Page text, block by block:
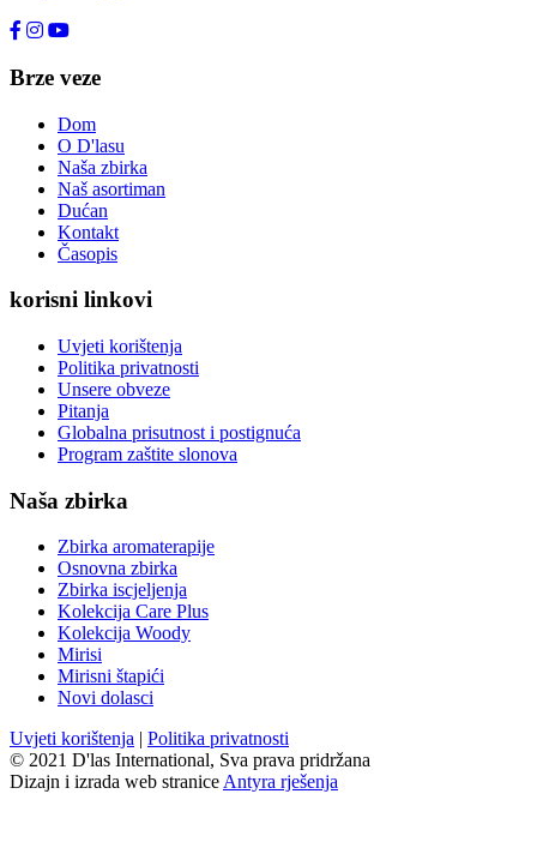
Brze veze
Dom
O D'lasu
Naša zbirka
Naš asortiman
Dućan
Kontakt
Časopis
korisni linkovi
Uvjeti korištenja
Politika privatnosti
Unsere obveze
Pitanja
Globalna prisutnost i postignuća
Program zaštite slonova
Naša zbirka
Zbirka aromaterapije
Osnovna zbirka
Zbirka iscjeljenja
Kolekcija Care Plus
Kolekcija Woody
Mirisi
Mirisni štapići
Novi dolasci
Uvjeti korištenja | Politika privatnosti
© 2021 D'las International, Sva prava pridržana
Dizajn i izrada web stranice Antyra rješenja